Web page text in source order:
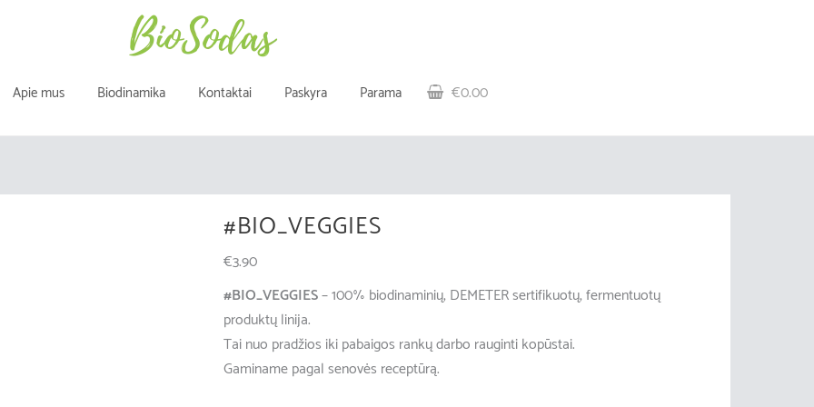
Apie mus Biodinamika Kontaktai Paskyra Parama €0.00
#BIO_VEGGIES
€3.90
#BIO_VEGGIES– 100% biodinaminių, DEMETER sertifikuotų, fermentuotų
produktų linija.
Tai nuo pradžios iki pabaigos rankų darbo rauginti kopūstai.
Gaminame pagal senovės receptūrą.